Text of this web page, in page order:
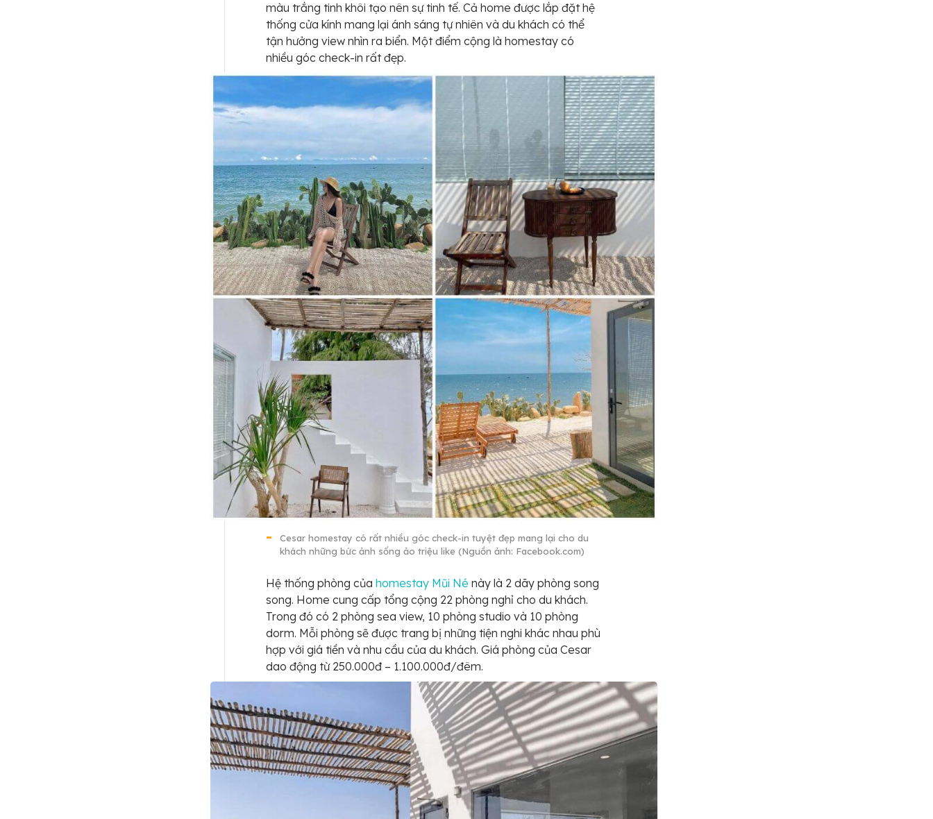
màu trắng tinh khôi tạo nên sự tinh tế. Cả home được lắp đặt hệ
thống cửa kính mang lại ánh sáng tự nhiên và du khách có thể
tận hưởng view nhìn ra biển. Một điểm cộng là homestay có
nhiều góc check-in rất đẹp.
Cesar homestay có rất nhiều góc check-in tuyệt đẹp mang lại cho du
khách những bức ảnh sống ảo triệu like (Nguồn ảnh: Facebook.com)
Hệ thống phòng của homestay Mũi Né này là 2 dãy phòng song
song. Home cung cấp tổng cộng 22 phòng nghỉ cho du khách.
Trong đó có 2 phòng sea view, 10 phòng studio và 10 phòng
dorm. Mỗi phòng sẽ được trang bị những tiện nghi khác nhau phù
hợp với giá tiền và nhu cầu của du khách. Giá phòng của Cesar
dao động từ 250.000đ – 1.100.000đ/đêm.